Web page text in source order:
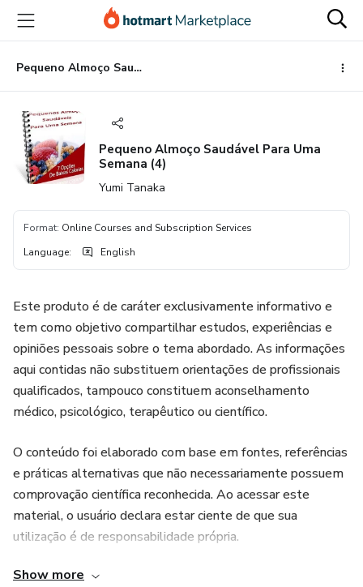
main
content
Pequeno Almoço Saudável Para Uma Semana (4)
Pequeno Almoço Saudável Para Uma
Semana (4)
Yumi Tanaka
Format: Online Courses and Subscription Services
Language: English
Este produto é de caráter exclusivamente informativo e
tem como objetivo compartilhar estudos, experiências e
opiniões pessoais sobre o tema abordado. As informações
aqui contidas não substituem orientações de profissionais
qualificados, tampouco constituem aconselhamento
médico, psicológico, terapêutico ou científico.
O conteúdo foi elaborado com base em fontes, referências
e práticas alternativas que não necessariamente possuem
comprovação científica reconhecida. Ao acessar este
material, o usuário declara estar ciente de que sua
utilização é de responsabilidade própria.
Este produto está em conformidade com as diretrizes e
Show more